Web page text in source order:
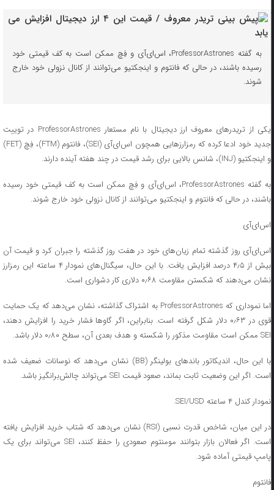
به گفته ProfessorAstrones، اس‌ای‌آی و فِچ ممکن است به کف قیمتی خود
رسیده باشند، در حالی که فانتوم و اینجکتیو می‌توانند از کانال نزولی خود خارج
شوند.
یکی از تریدرهای معروف ارز دیجیتال با نام مستعار ProfessorAstrones در توییت
جدید خود ادعا کرده که رمزارزهایی همچون اس‌ای‌آی (SEI)، فانتوم (FTM)، فِچ (FET)
و اینجکتیو (INJ)، شانس بالایی برای رشد قیمت در چند هفته آینده دارند.
به گفته ProfessorAstrones، اس‌ای‌آی و فِچ ممکن است به کف قیمتی خود رسیده
باشند، در حالی که فانتوم و اینجکتیو می‌توانند از کانال نزولی خود خارج شوند.
اس‌ای‌آی
اس‌ای‌آی روز گذشته تمام زیان‌های خود در هفت روز گذشته را جبران کرد و قیمت آن
بیش از ۴٫۵ درصد افزایش یافت. با این حال، سیگنال‌های نمودار ۴ ساعته این رمزارز
نشان می‌دهند که شکستن مقاومت ۰٫۶۸ دلاری کار دشواری است.
اما نموداری که ProfessorAstrones به اشتراک گذاشته، نشان می‌دهد که یک حمایت
قوی در ۰٫۶۳ دلار شکل گرفته است. بنابراین، اگر گاوها فشار خرید را افزایش دهند،
SEI ممکن است مقاومت مذکور را شکسته و هدف بعدی آن، سطح ۰٫۸۰ دلار باشد.
با این حال، اندیکاتور باندهای بولینگر (BB) نشان می‌دهد که نوسانات ضعیف شده
است. اگر این وضعیت ثابت بماند، صعود قیمت SEI می‌تواند چالش‌برانگیز باشد.
نمودار کندل ۴ ساعته SEI/USD.
در این میان، شاخص قدرت نسبی (RSI) نشان می‌دهد که شتاب خرید افزایش یافته
است. اگر فعالان بازار بتوانند مومنتوم صعودی را حفظ کنند، SEI می‌تواند برای یک
پامپ قیمتی آماده شود.
فانتوم